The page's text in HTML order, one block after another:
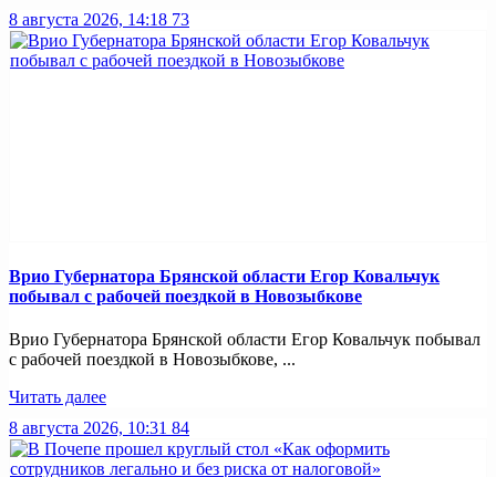
8 августа 2026, 14:18 73
Врио Губернатора Брянской области Егор Ковальчук
побывал с рабочей поездкой в Новозыбкове
Врио Губернатора Брянской области Егор Ковальчук побывал
с рабочей поездкой в Новозыбкове, ...
Читать далее
8 августа 2026, 10:31 84